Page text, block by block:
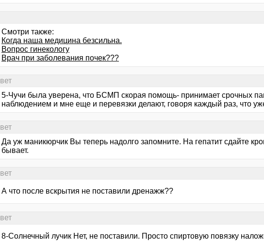
Смотри также:
Когда наша медицина безсильна.
Вопрос гинекологу
Врач при заболевания почек???
5-Чучи была уверена, что БСМП скорая помощь- принимает срочных
наблюдением и мне еще и перевязки делают, говоря каждый раз, что
Да уж маникюрчик Вы теперь надолго запомните. На гепатит сдайте
бывает.
А что после вскрытия не поставили дренажж??
8-Солнечный лучик Нет, не поставили. Просто спиртовую повязку